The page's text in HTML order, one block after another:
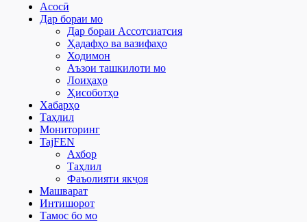
Асосӣ
Дар бораи мо
Дар бораи Ассотсиатсия
Ҳадафҳо ва вазифаҳо
Ходимон
Аъзои ташкилоти мо
Лоиҳаҳо
Ҳисоботҳо
Хабарҳо
Таҳлил
Мониторинг
TajFEN
Ахбор
Таҳлил
Фаъолияти якҷоя
Машварат
Интишорот
Тамос бо мо